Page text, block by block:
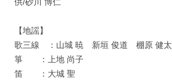
【地謡】
歌三線 ：山城 暁 新垣 俊道 棚原 健太
箏 ：上地 尚子
笛 ：大城 聖